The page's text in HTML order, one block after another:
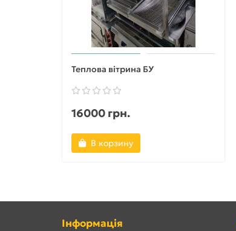
Теплова вітрина БУ
16000 грн.
В корзину
Інформація